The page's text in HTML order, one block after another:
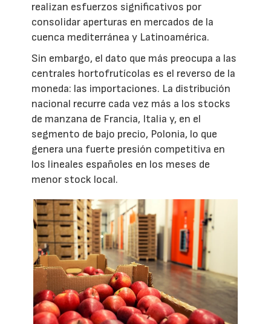
realizan esfuerzos significativos por
consolidar aperturas en mercados de la
cuenca mediterránea y Latinoamérica.
Sin embargo, el dato que más preocupa a las
centrales hortofrutícolas es el reverso de la
moneda: las importaciones. La distribución
nacional recurre cada vez más a los stocks
de manzana de Francia, Italia y, en el
segmento de bajo precio, Polonia, lo que
genera una fuerte presión competitiva en
los lineales españoles en los meses de
menor stock local.